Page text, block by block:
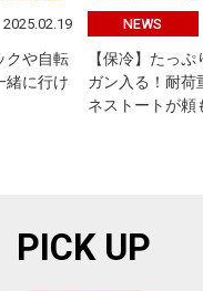
2025.02.19
クや自転
緒に行け
NEWS
【保冷】たっ
ガン入る！耐荷
ネストートが
PICK UP